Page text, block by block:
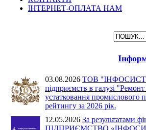
ІНТЕРНЕТ-ОПЛАТА НАМ
03.08.2026 ТОВ
підприємств в галузі
устатковання промислового
рейтингу за 2026 рік.
12.05.2026 За результатами
ПІДПРИЄМСТВО